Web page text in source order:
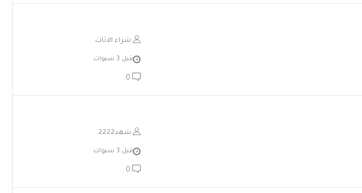
شراء الاثاث
قبل 3 سنوات
0
شهد2222
قبل 3 سنوات
0